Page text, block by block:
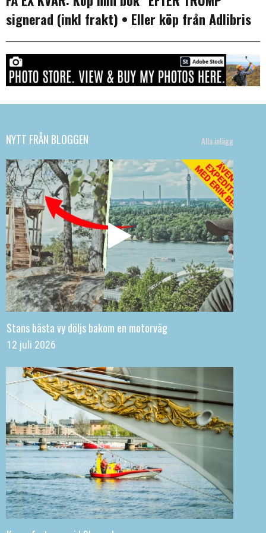
signerad (inkl frakt) • Eller köp från Adlibris
NYTT FRÅN BLOGGEN Alla inlägg
Stans bästa vy döljs bakom en motorväg
12 juli 2026